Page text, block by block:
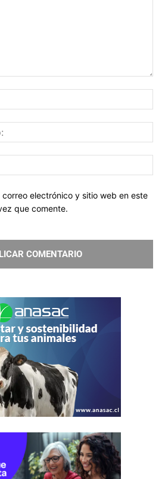
correo electrónico y sitio web en este
que comente.